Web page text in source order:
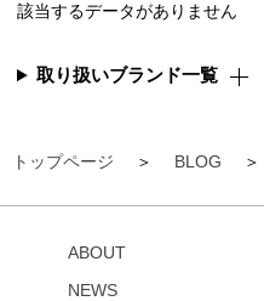
トップページ BLOG
該当するデータがありません
取り扱いブランド一覧
ABOUT
NEWS